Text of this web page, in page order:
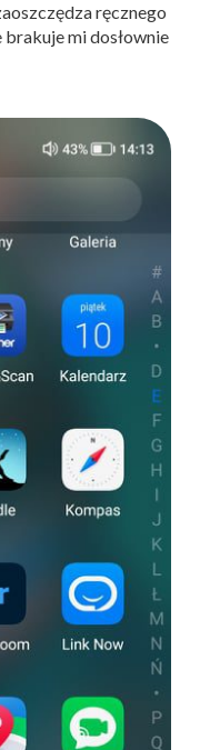
ręcznego
brakuje mi dosłownie